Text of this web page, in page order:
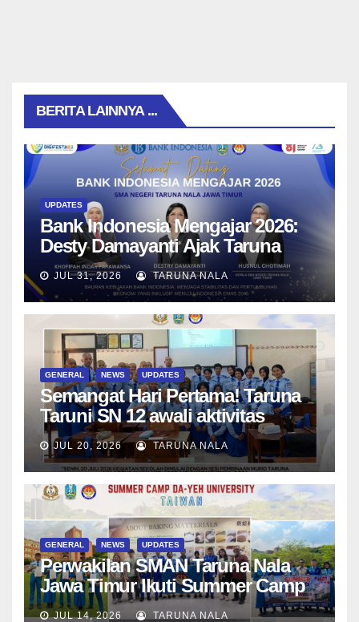
BERITA LAINNYA ...
UPDATES
Bank Indonesia Mengajar 2026:
Desty Damayanti Ajak Taruna
SMAN Taruna Nala Jawa Timur
Menjadi Generasi Pemimpin
Berwawasan Global
JUL 31, 2026 TARUNA NALA
GENERAL NEWS UPDATES
Semangat Hari Pertama! Taruna
Taruni SN 12 awali aktivitas
bersama Wali Kelas dan Tes
Asesmen Diagnostik
JUL 20, 2026 TARUNA NALA
GENERAL NEWS UPDATES
Perwakilan SMAN Taruna Nala
Jawa Timur Ikuti Summer Camp
di Da-Yeh University, Taiwan
JUL 14, 2026 TARUNA NALA